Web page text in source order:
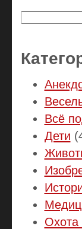
Всё
Дети
Охота